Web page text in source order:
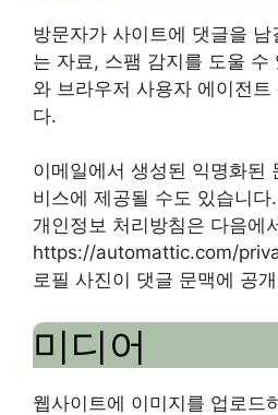
방문자가 사이트에 댓글을
는 자료, 스팸 감지를 도울 수
와 브라우저 사용자 에이전
다.
이메일에서 생성된 익명화된
비스에 제공될 수도 있습니다
개인정보 처리방침은 다음에
https://automattic.com/
로필 사진이 댓글 문맥에 공
미디어
웹사이트에 이미지를 업로드